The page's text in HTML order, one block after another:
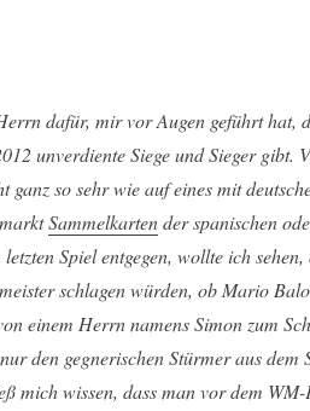
dafür, mir vor Augen geführt hat,
unverdiente Siege und Sieger gibt.
so sehr wie auf eines mit
Sammelkartender spanischen
Spiel entgegen, wollte ich
schlagen würden, ob Mario
einem Herrn namens Simon zum
den gegnerischen Stürmer aus dem
mich wissen, dass man vor dem